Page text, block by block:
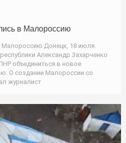
в Малороссию
Малороссию Донецк, 18 июля.
Александр Захарченко
объединиться в новое
О создании Малороссии со
журналист